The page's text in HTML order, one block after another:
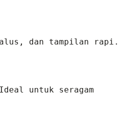
dan tampilan rapi.
untuk seragam